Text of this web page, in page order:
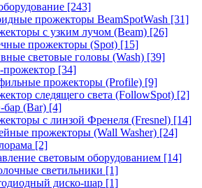
[243]
прожекторы BeamSpotWash [31]
с узким лучом (Beam) [26]
прожекторы (Spot) [15]
световые головы (Wash) [39]
прожектор [34]
прожекторы (Profile) [9]
следящего света (FollowSpot) [2]
бар (Bar) [4]
с линзой Френеля (Fresnel) [14]
прожекторы (Wall Washer) [24]
[2]
световым оборудованием [14]
светильники [1]
диско-шар [1]